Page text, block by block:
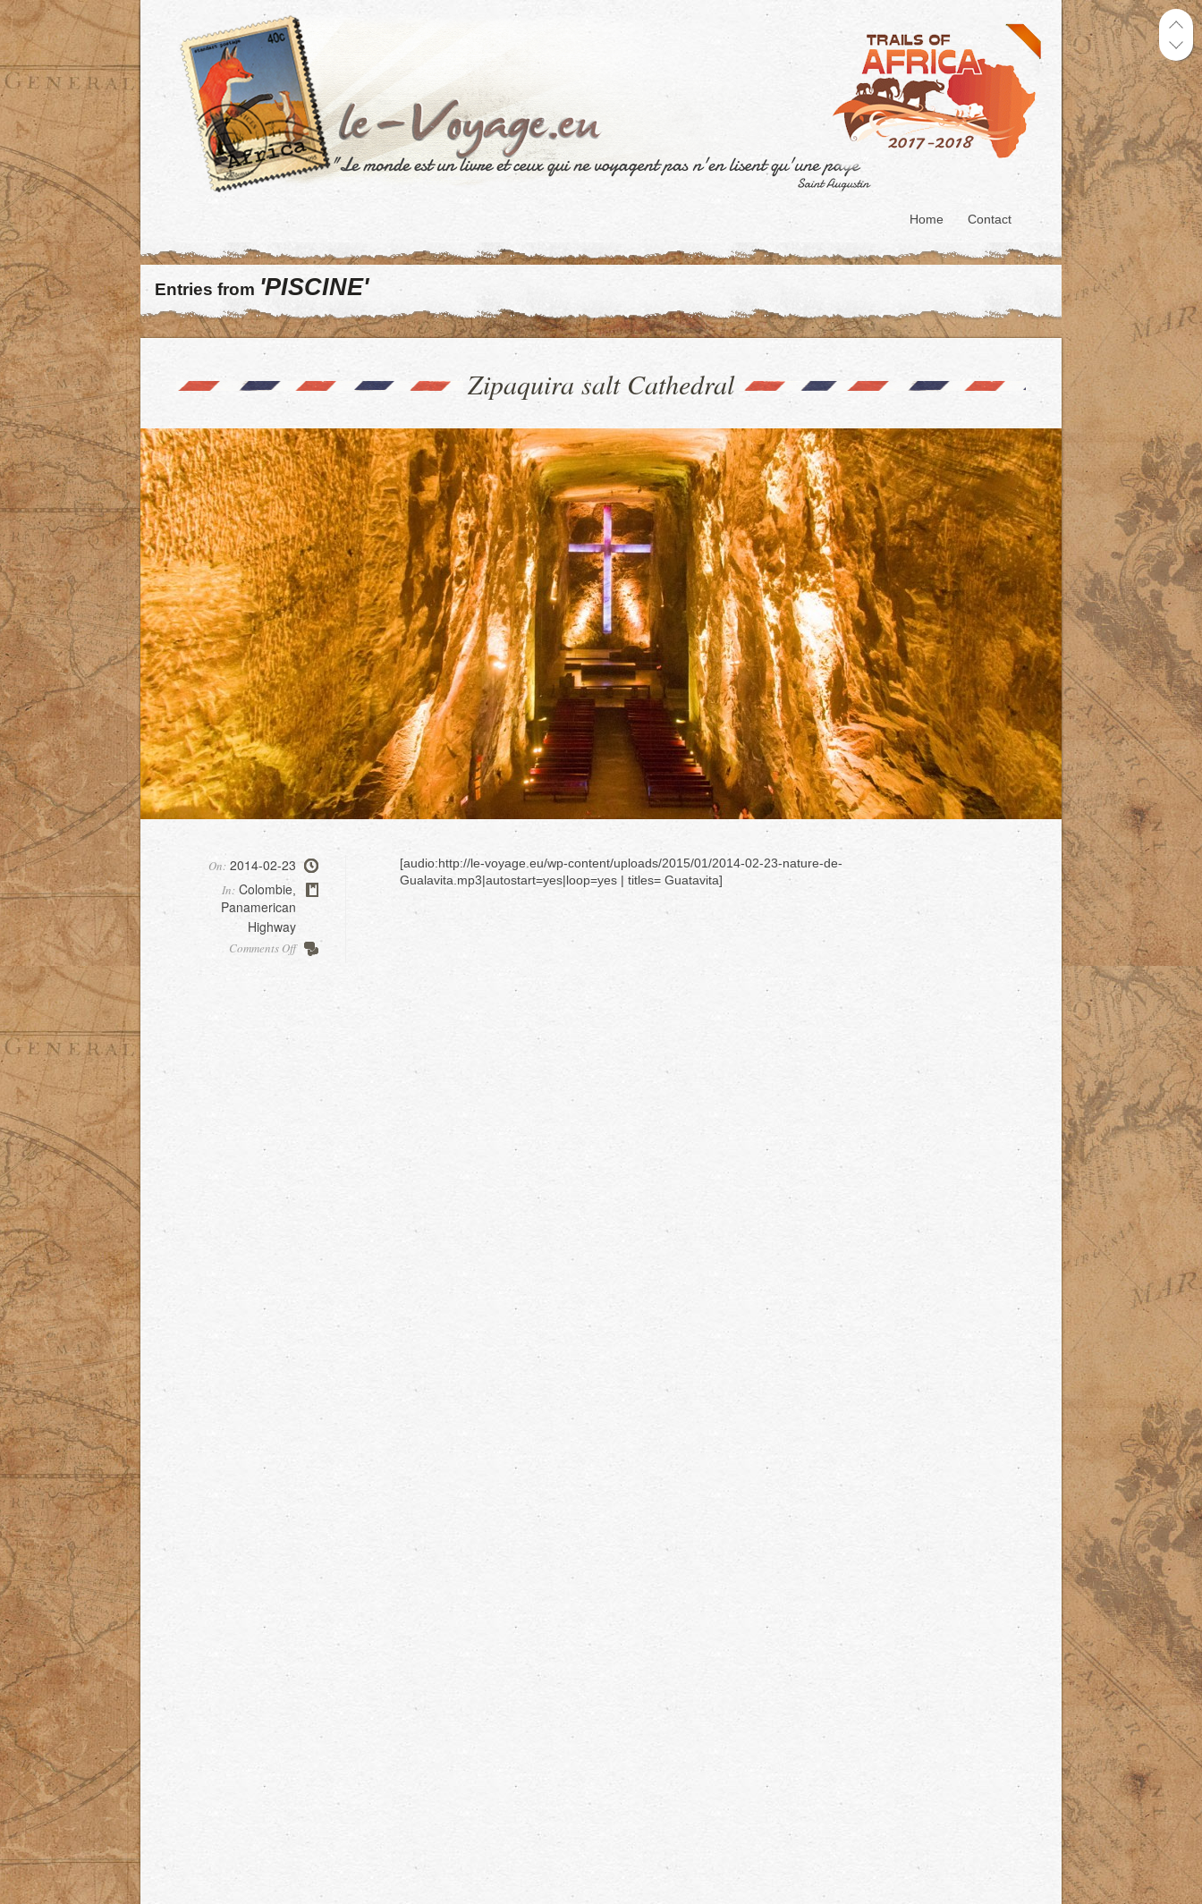
Home Contact
Entries from 'PISCINE'
Zipaquira salt Cathedral
On: 2014-02-23
In: Colombie
Panamerican
Highway
Comments Offon
[audio:http://le-voyage.eu/wp-content/uploads/2015/01/2014-02-23-nature-de-
Gualavita.mp3|autostart=yes|loop=yes | titles= Guatavita]